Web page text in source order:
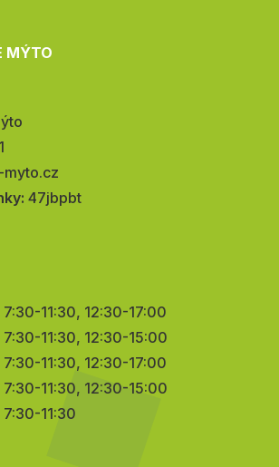
MÝTO
myto.cz
47jbpbt
7:30-11:30, 12:30-17:00
7:30-11:30, 12:30-15:00
7:30-11:30, 12:30-17:00
7:30-11:30, 12:30-15:00
7:30-11:30